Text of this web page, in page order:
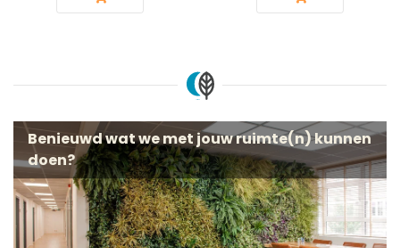
Benieuwd wat we met jouw ruimte(n) kunnen
doen?